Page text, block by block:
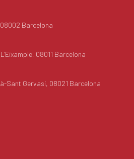
Barcelona
08011 Barcelona
Sant Gervasi, 08021 Barcelona